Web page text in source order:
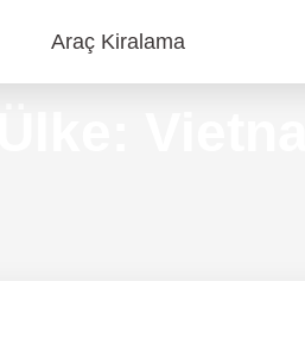
Araç Kiralama